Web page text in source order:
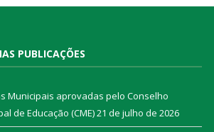
PUBLICAÇÕES
Municipais aprovadas pelo Conselho
de Educação (CME)21 de julho de 2026